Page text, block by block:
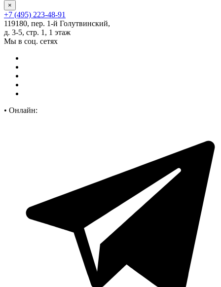
×
+7 (495) 223-48-91
119180, пер. 1-й Голутвинский,
д. 3-5, стр. 1, 1 этаж
Мы в соц. сетях
• Онлайн: